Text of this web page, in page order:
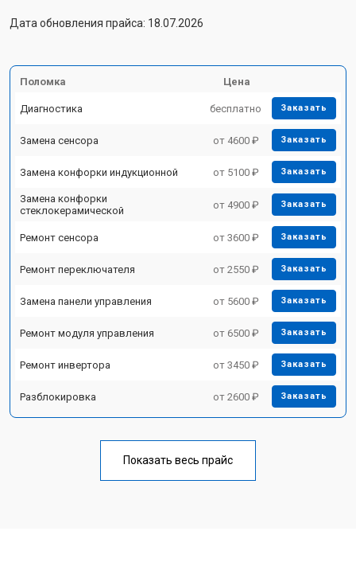
Дата обновления прайса: 18.07.2026
Поломка Цена
Диагностика бесплатно Заказать
Замена сенсора от 4600 ₽ Заказать
Замена конфорки индукционной от 5100 ₽ Заказать
Замена конфорки
стеклокерамической
от 4900 ₽ Заказать
Ремонт сенсора от 3600 ₽ Заказать
Ремонт переключателя от 2550 ₽ Заказать
Замена панели управления от 5600 ₽ Заказать
Ремонт модуля управления от 6500 ₽ Заказать
Ремонт инвертора от 3450 ₽ Заказать
Разблокировка от 2600 ₽ Заказать
Показать весь прайс